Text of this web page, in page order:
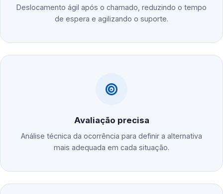
Deslocamento ágil após o chamado, reduzindo o tempo
de espera e agilizando o suporte.
Avaliação precisa
Análise técnica da ocorrência para definir a alternativa
mais adequada em cada situação.